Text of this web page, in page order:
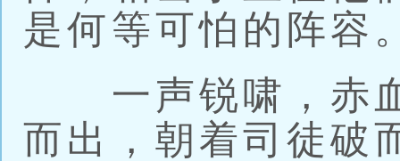
是何等可怕的阵容
一声锐啸，赤血
而出，朝着司徒破